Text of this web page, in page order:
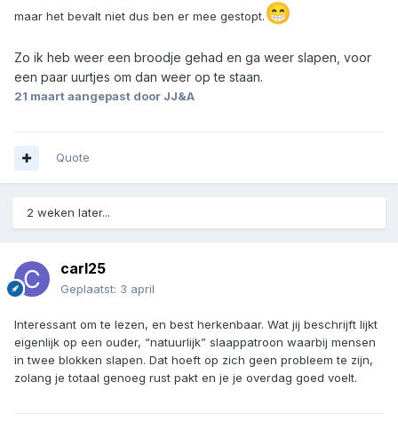
maar het bevalt niet dus ben er mee gestopt.😁
Zo ik heb weer een broodje gehad en ga weer slapen, voor
een paar uurtjes om dan weer op te staan.
21 maartaangepast door JJ&A
Quote
2 weken later...
carl25
Geplaatst: 3 april
Interessant om te lezen, en best herkenbaar. Wat jij beschrijft lijkt
eigenlijk op een ouder, “natuurlijk” slaappatroon waarbij mensen
in twee blokken slapen. Dat hoeft op zich geen probleem te zijn,
zolang je totaal genoeg rust pakt en je je overdag goed voelt.